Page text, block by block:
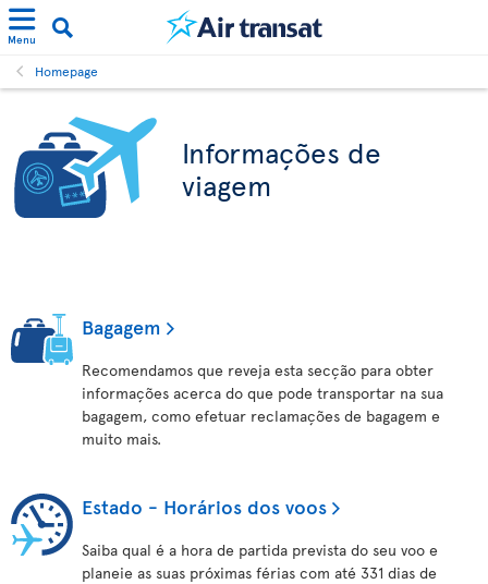
Menu
Homepage
Informações de
viagem
Bagagem
Recomendamos que reveja esta secção para obter
informações acerca do que pode transportar na sua
bagagem, como efetuar reclamações de bagagem e
muito mais.
Estado - Horários dos voos
Saiba qual é a hora de partida prevista do seu voo e
planeie as suas próximas férias com até 331 dias de